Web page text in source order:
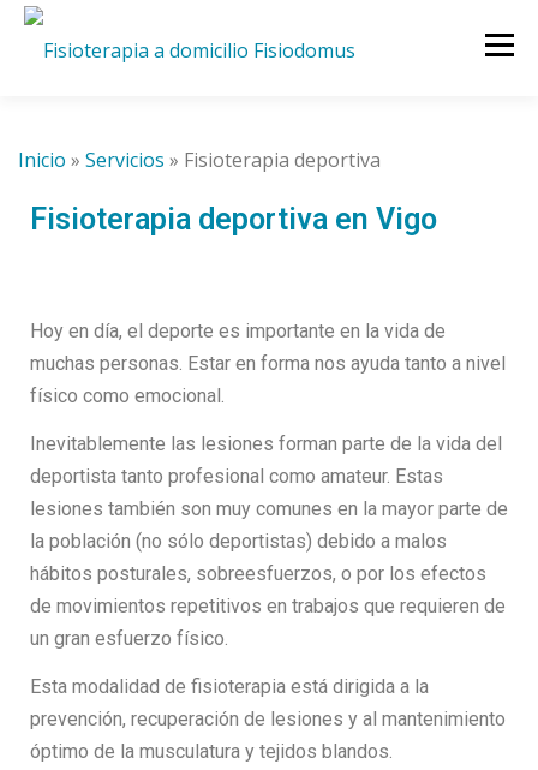
Menú
QUIENES SOMOS TARIFAS BLOG CONTACTO
Inicio » Servicios » Fisioterapia deportiva
Fisioterapia deportiva en Vigo
Hoy en día, el deporte es importante en la vida de
muchas personas. Estar en forma nos ayuda tanto a nivel
físico como emocional.
Inevitablemente las lesiones forman parte de la vida del
deportista tanto profesional como amateur. Estas
lesiones también son muy comunes en la mayor parte de
la población (no sólo deportistas) debido a malos
hábitos posturales, sobreesfuerzos, o por los efectos
de movimientos repetitivos en trabajos que requieren de
un gran esfuerzo físico.
Esta modalidad de fisioterapia está dirigida a la
prevención, recuperación de lesiones y al mantenimiento
óptimo de la musculatura y tejidos blandos.